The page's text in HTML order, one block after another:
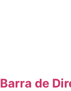
Barra de